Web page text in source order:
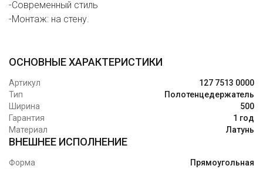
-Современный стиль
-Монтаж: на стену.
ОСНОВНЫЕ ХАРАКТЕРИСТИКИ
Артикул
127 7513 0000
Тип
Полотенцедержатель
Ширина
500
Гарантия
1 год
Материал
Латунь
ВНЕШНЕЕ ИСПОЛНЕНИЕ
Форма
Прямоугольная